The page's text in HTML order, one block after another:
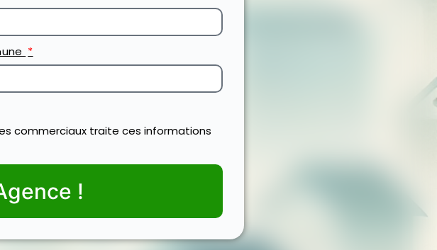
commerciaux traite ces informations
!